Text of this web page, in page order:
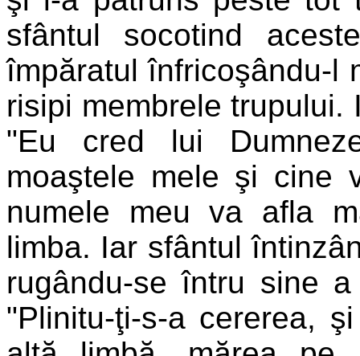
sfântul socotind
împăratul înfricoşându-l
risipi membrele
"Eu cred lui
moaştele mele şi cine
numele meu va afla
limba. Iar sfântul
rugându-se întru sine
"Plinitu-ţi-s-a cererea,